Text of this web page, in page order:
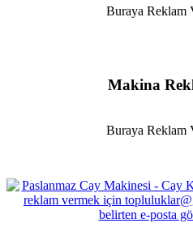
Buraya Reklam
Makina
Buraya Reklam